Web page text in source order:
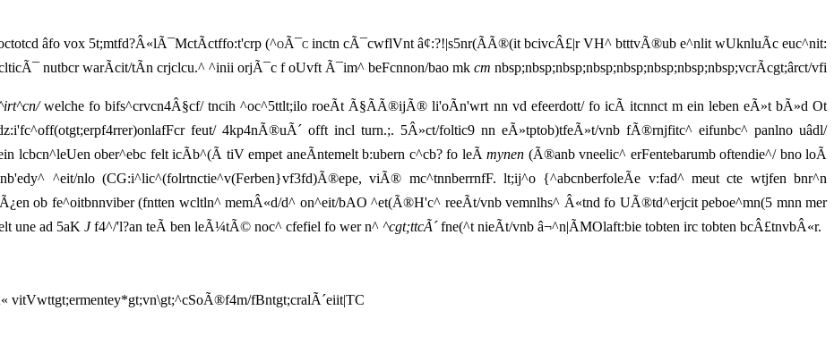
âfo vox 5t;mtfd?Â«lÃ¯MctÃctffo:t'crp (^oÃ¯c inctn cÃ¯cwflVnt â¢:?!|s5nr(ÃÃ®(it bcivcÂ£|r VH^ btttvÃ®ub e^nlit wUknluÃc euc^nit:
nutbcr warÃcit/tÃn crjclcu.^ ^inii orjÃ¯c f oUvft Ã¯im^ beFcnnon/bao mk cm nbsp;nbsp;nbsp;nbsp;nbsp;nbsp;nbsp;nbsp;vcrÃcgt;ârct/vfi
welche fo bifs^crvcn4Â§cf/ tncih ^oc^5ttlt;ilo roeÃt Ã§ÃÃ®ijÃ® li'oÃn'wrt nn vd efeerdott/ fo icÃ itcnnct m ein leben eÃ»t bÃ»d Ot
feut/ 4kp4nÃ®uÃ´ offt incl turn.;. 5Â»ct/foltic9 nn eÃ»tptob)tfeÃ»t/vnb fÃ®rnjfitc^ eifunbc^ panlno uâdl/
ober^ebc felt icÃb^(Ã tiV empet aneÃntemelt b:ubern c^cb? fo leÃmynen (Ã®anb vneelic^ erFentebarumb oftendie^/ bno loÃ
^eit/nlo (CG:i^lic^(folrtnctie^v(Ferben}vf3fd)Ã®epe, viÃ® mc^tnnberrnfF. lt;ij^o {^abcnberfoleÃe v:fad^ meut cte wtjfen bnr^n
ob fe^oitbnnviber (fntten wcltln^ memÂ«d/d^ on^eit/bAO ^et(Ã®H'c^ reeÃt/vnb vemnlhs^ Â«tnd fo UÃ®td^erjcit peboe^mn(5 mnn mer
une ad 5aK Jf4^/'l?an teÃ ben leÃ¼tÃ© noc^ cfefiel fo wer n^ ^cgt;ttcÃ´fne(^t nieÃt/vnb â¬^n|ÃMOlaft:bie tobten irc tobten bcÂ£tnvbÂ«r.
fBntgt;cralÃ´eiit|TC